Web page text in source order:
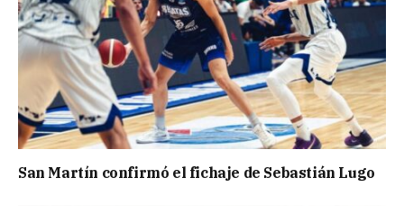
San Martín confirmó el fichaje de Sebastián Lugo